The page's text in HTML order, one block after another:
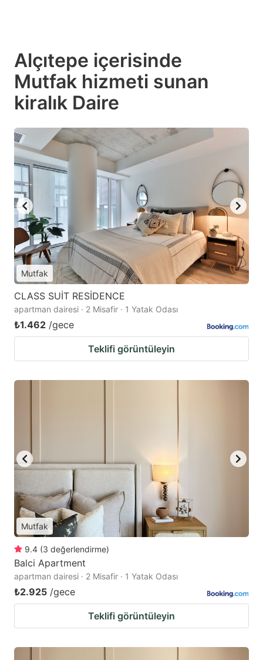
Alçıtepe içerisinde
Mutfak hizmeti sunan
kiralık Daire
Mutfak
CLASS SUİT RESİDENCE
apartman dairesi · 2 Misafir · 1 Yatak Odası
₺1.462 /gece
Teklifi görüntüleyin
Mutfak
9.4 (3 değerlendirme)
Balci Apartment
apartman dairesi · 2 Misafir · 1 Yatak Odası
₺2.925 /gece
Teklifi görüntüleyin